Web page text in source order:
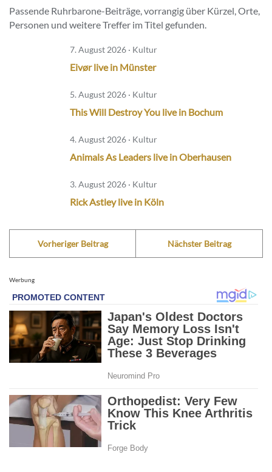
Passende Ruhrbarone-Beiträge, vorrangig über Kürzel, Orte,
Personen und weitere Treffer im Titel gefunden.
7. August 2026 · Kultur
Eivør live in Münster
5. August 2026 · Kultur
This Will Destroy You live in Bochum
4. August 2026 · Kultur
Animals As Leaders live in Oberhausen
3. August 2026 · Kultur
Rick Astley live in Köln
Vorheriger Beitrag Nächster Beitrag
Werbung